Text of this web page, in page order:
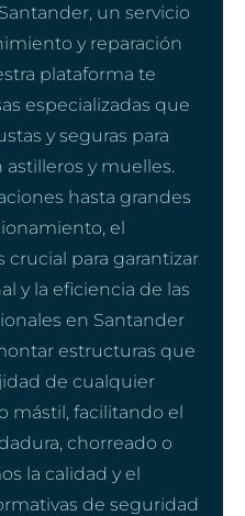
un servicio
y reparación
plataforma te
especializadas que
y seguras para
y muelles.
hasta grandes
el
crucial para garantizar
y la eficiencia de las
en Santander
estructuras que
de cualquier
mástil, facilitando el
chorreado o
la calidad y el
de seguridad